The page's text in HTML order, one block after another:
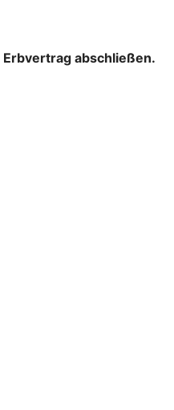
Erbvertrag abschließen.